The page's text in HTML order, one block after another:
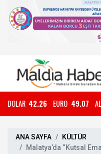
DOLAR 42.26 EURO 49.07
ANA SAYFA
KÜLTÜR
Malatya’da “Kutsal